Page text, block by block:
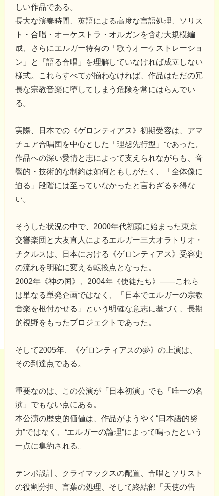
しい作品である。
長大な演奏時間、英語による高度な言語処理、ソリス
ト・合唱・オーケストラ・オルガンを含む大規模編
成、さらにエルガー特有の「歌うオーケストレーショ
ン」と「語る合唱」を理解していなければ成立しない
様式。これらすべてが揃わなければ、作品はただの冗
長な宗教音楽に堕してしまう危険を常にはらんでい
る。
実際、日本での《ゲロンティアス》初期受容は、アマ
チュア合唱団を中心とした「理想先行型」であった。
作品への深い愛情と志によって支えられながらも、音
響的・技術的な制約は如何ともしがたく、「全体像に
迫る」段階には至っていなかったと言わざるを得な
い。
そうした状況の中で、2000年代初頭に始まった東京
交響楽団と大友直人によるエルガー三大オラトリオ・
チクルスは、日本における《ゲロンティアス》受容史
の流れを明確に変える転換点となった。
2002年《神の国》、2004年《使徒たち》――これら
は単なる単発企画ではなく、「日本でエルガーの宗教
音楽を根付かせる」という明確な意志に基づく、長期
的視野をもったプロジェクトであった。
そして2005年、《ゲロンティアスの夢》の上演は、
その到達点である。
重要なのは、この公演が「日本初演」でも「唯一の名
演」でもない点にある。
本公演の歴史的価値は、作品がようやく“日本語的努
力”ではなく、“エルガーの論理”によって鳴ったという
一点に集約される。
テンポ設計、クライマックスの配置、合唱とソリスト
の役割分担、言葉の処理、そして終結部「天使の告